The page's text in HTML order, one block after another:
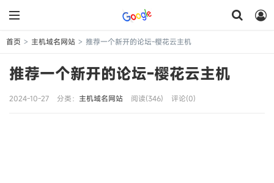
首页 > 主机域名网站 > 推荐一个新开的论坛-樱花云主机
推荐一个新开的论坛-樱花云主机
2024-10-27 分类： 主机域名网站 阅读(346) 评论(0)